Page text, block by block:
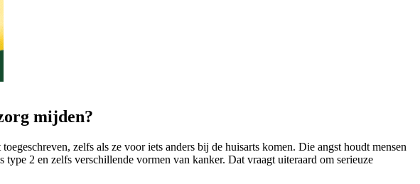
mijden?
zelfs als ze voor iets anders bij de huisarts komen. Die angst houdt mensen
2 en zelfs verschillende vormen van kanker. Dat vraagt uiteraard om serieuze